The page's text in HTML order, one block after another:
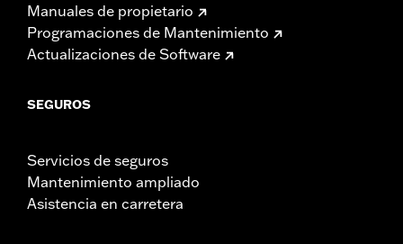
Manuales de propietario
Programaciones de Mantenimiento
Actualizaciones de Software
SEGUROS
Servicios de seguros
Mantenimiento ampliado
Asistencia en carretera